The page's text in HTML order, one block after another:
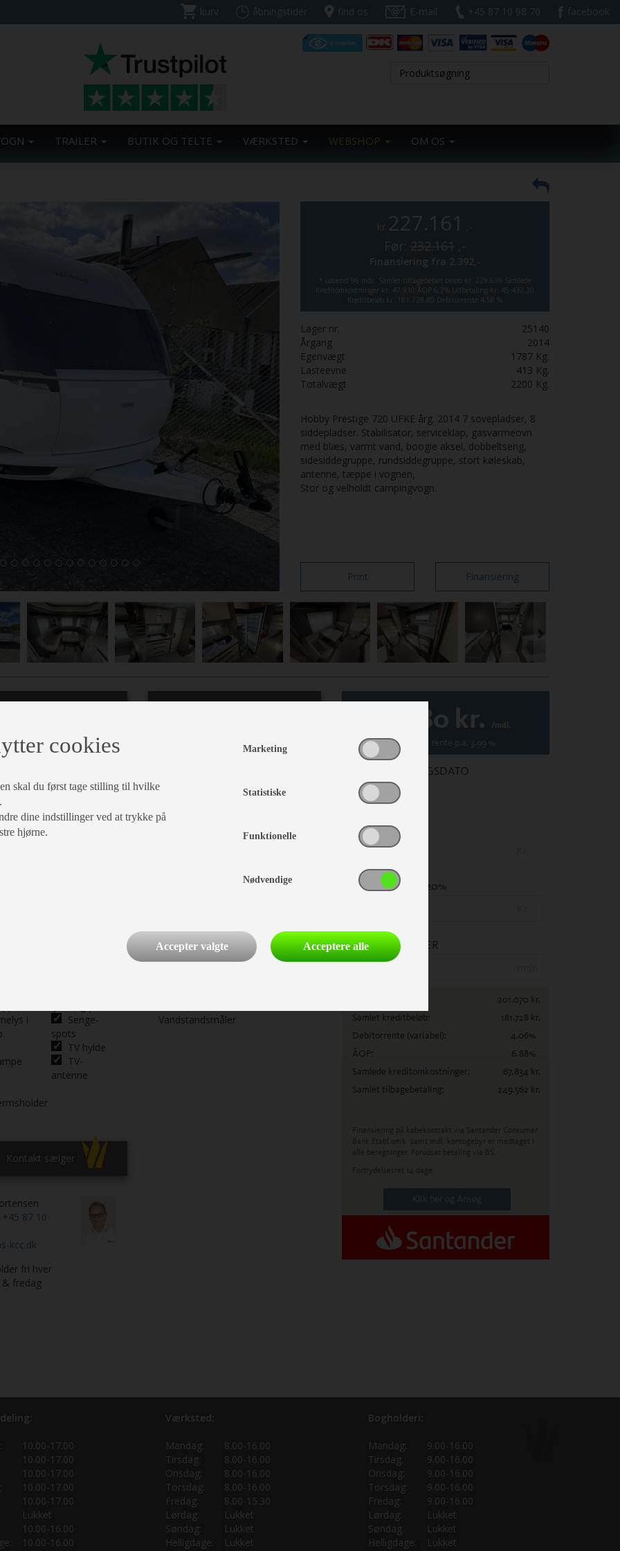
kurv åbningstider find os E-mail +45 87 10 98 70 facebook
TRAILER BUTIK OG TELTE VÆRKSTED WEBSHOP OM OS
kr 227.161 ,-
Før: 232.161 ,-
Finansiering fra 2.392,-
* Løbetid 96 mdr. Samlet tilbagebetalt beløb kr. 229.639 Samlede
Kreditomkostninger kr. 47.910
ÅOP 6,2%
Udbetaling kr. 45.432,20
Kreditbeløb kr. 181.728,80
Debitorrente 4,58 %
Lager nr.
25140
Årgang
2014
Egenvægt
1787 Kg.
Lasteevne
413 Kg.
Totalvægt
2200 Kg.
Hobby Prestige 720 UFKE årg. 2014 7 sovepladser, 8
siddepladser. Stabilisator, serviceklap, gasvarmeovn
med blæs, varmt vand, boogie aksel, dobbeltseng,
sidesiddegruppe, rundsiddegruppe, stort køleskab,
antenne, tæppe i vognen,
Stor og velholdt campingvogn.
Print Finansiering
2.080 kr. /mdl.
Variabel rente p.a. 3.99 %
1. REGISTRERINGSDATO
PRIS(Inkl. lev. omk.)
UDBETALING
- 20%
ANTAL MÅNEDER
201.070 kr.
Samlet kreditbeløb:
181.728 kr.
Debitorrente (variabel): 4.06%
ÅOP:
6.88%
Samlede kreditomkostninger:
67.834 kr.
Samlet tilbagebetaling:
249.562 kr.
Finansiering på købekontrakt via Santander Consumer
Bank.
Etabl.omk. samt mdl. kontogebyr er medtaget i
alle beregninger. Forudsat betaling via BS.
Fortrydelsesret 14 dage.
Klik her og Ansøg
Fransk
Sengetæppe
Rundsiddegruppe
Boogie
Stabilisator
tagluge
Fluenetsdør
i
Senge-
spots
TV hylde
TV-
antenne
Gasovn
Varmtvand
Vandstandsmåler
Kontakt sælger
+45 87 10
kcc.dk
fri hver
fredag
10.00-17.00
10.00-17.00
10.00-17.00
10.00-17.00
10.00-17.00
Lukket
10.00-16.00
10.00-16.00
Værksted:
Mandag:
8.00-16.00
Tirsdag:
8.00-16.00
Onsdag:
8.00-16.00
Torsdag:
8.00-16.00
Fredag:
8.00-15.30
Lørdag:
Lukket
Søndag:
Lukket
Helligdage:
Lukket
Bogholderi:
Mandag:
9.00-16.00
Tirsdag:
9.00-16.00
Onsdag:
9.00-16.00
Torsdag:
9.00-16.00
Fredag:
9.00-16.00
Lørdag:
Lukket
Søndag:
Lukket
Helligdage:
Lukket
cookies
skal du først tage stilling til hvilke
dine indstillinger ved at trykke på
hjørne.
Marketing
Statistiske
Funktionelle
Nødvendige
Accepter valgte Acceptere alle